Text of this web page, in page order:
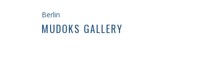
Berlin
MUDOKS GALLERY